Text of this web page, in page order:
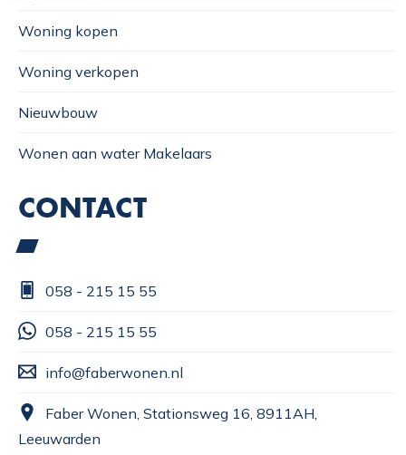
Woning kopen
Woning verkopen
Nieuwbouw
Wonen aan water Makelaars
CONTACT
058 - 215 15 55
058 - 215 15 55
info@faberwonen.nl
Faber Wonen, Stationsweg 16, 8911AH,
Leeuwarden